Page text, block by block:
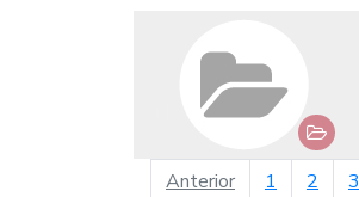
Anteriorpágina anterior
1 2 3